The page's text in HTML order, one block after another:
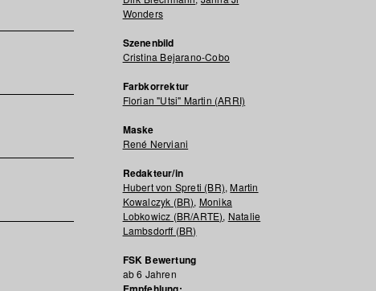
Wonders
Szenenbild
Cristina Bejarano-Cobo
Farbkorrektur
Florian "Utsi" Martin (ARRI)
Maske
René Nerviani
Redakteur/in
Hubert von Spreti (BR), Martin
Kowalczyk (BR), Monika
Lobkowicz (BR/ARTE), Natalie
Lambsdorff (BR)
FSK Bewertung
ab 6 Jahren